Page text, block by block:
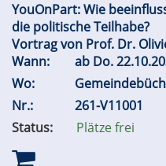
YouOnPart: Wie
die politische Teilhabe?
Vortrag von Prof. Dr.
Wann:
ab Do.
Wo:
Nr.:
261-V11001
Status:
Plätze frei